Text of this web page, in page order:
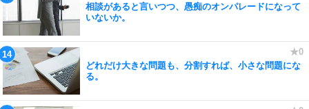
相談があると言いつつ、愚痴のオンパレードになって
いないか。
どれだけ大きな問題も、分割すれば、小さな問題にな
る。